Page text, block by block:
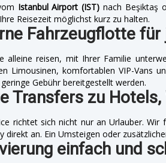
Istanbul Airport (IST) nach Beşiktaş
Reisezeit möglichst kurz zu halten.
Fahrzeugflotte für
alleine reisen, mit Ihrer Familie
Limousinen, komfortablen VIP-Vans
Gebühr bereitgestellt werden.
Transfers zu
richtet sich nicht nur an Urlauber.
direkt an. Ein Umsteigen oder
einfach und